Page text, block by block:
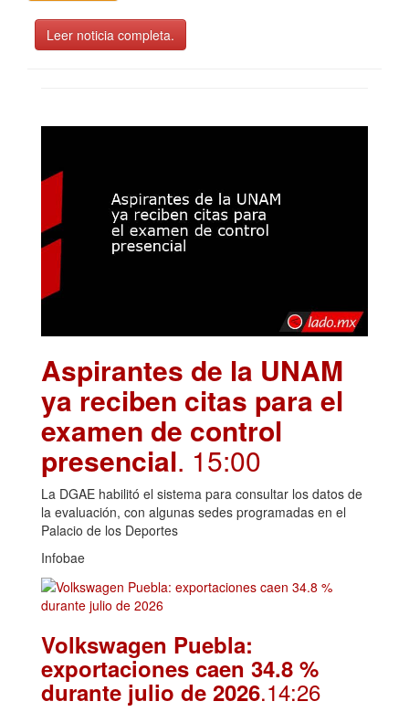
Leer noticia completa.
Aspirantes de la UNAM
ya reciben citas para el
examen de control
presencial. 15:00
La DGAE habilitó el sistema para consultar los datos de
la evaluación, con algunas sedes programadas en el
Palacio de los Deportes
Infobae
Volkswagen Puebla:
exportaciones caen 34.8 %
durante julio de 2026.14:26